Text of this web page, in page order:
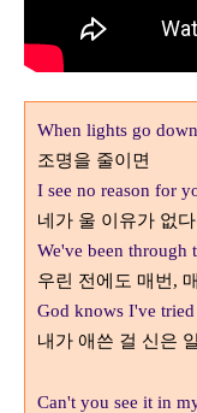
When lights go down
조명을 줄이면
I see no reason for
네가 울 이유가 없
We've been through
우린 전에도 매번,
God knows I've
내가 애쓴 걸 신은
Can't you see it in